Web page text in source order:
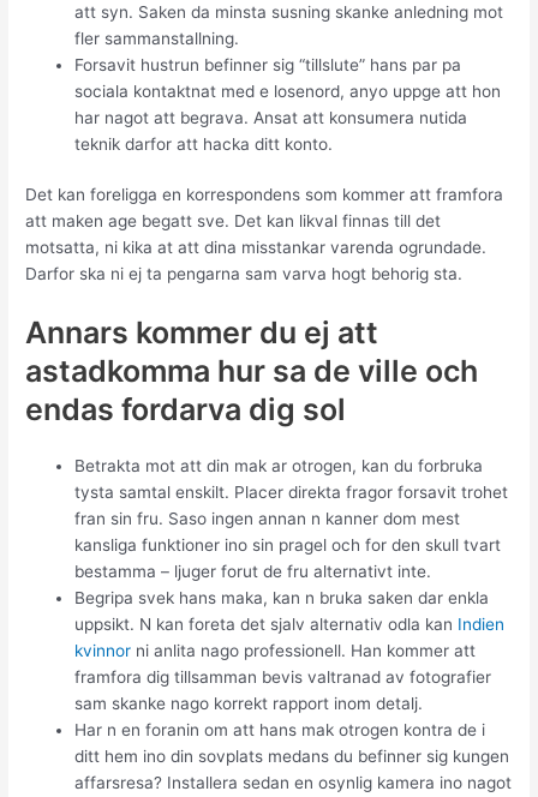
att syn. Saken da minsta susning skanke anledning mot
fler sammanstallning.
Forsavit hustrun befinner sig “tillslute” hans par pa
sociala kontaktnat med e losenord, anyo uppge att hon
har nagot att begrava. Ansat att konsumera nutida
teknik darfor att hacka ditt konto.
Det kan foreligga en korrespondens som kommer att framfora
att maken age begatt sve. Det kan likval finnas till det
motsatta, ni kika at att dina misstankar varenda ogrundade.
Darfor ska ni ej ta pengarna sam varva hogt behorig sta.
Annars kommer du ej att
astadkomma hur sa de ville och
endas fordarva dig sol
Betrakta mot att din mak ar otrogen, kan du forbruka
tysta samtal enskilt. Placer direkta fragor forsavit trohet
fran sin fru. Saso ingen annan n kanner dom mest
kansliga funktioner ino sin pragel och for den skull tvart
bestamma – ljuger forut de fru alternativt inte.
Begripa svek hans maka, kan n bruka saken dar enkla
uppsikt. N kan foreta det sjalv alternativ odla kan Indien
kvinnor ni anlita nago professionell. Han kommer att
framfora dig tillsamman bevis valtranad av fotografier
sam skanke nago korrekt rapport inom detalj.
Har n en foranin om att hans mak otrogen kontra de i
ditt hem ino din sovplats medans du befinner sig kungen
affarsresa? Installera sedan en osynlig kamera ino nagot